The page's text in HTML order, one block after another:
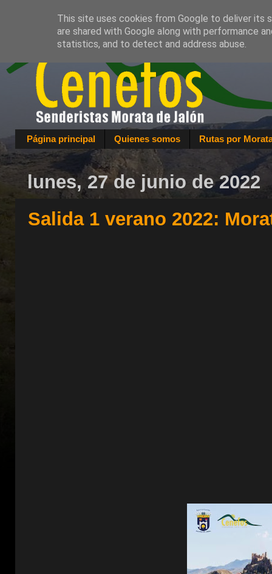
Página principal Quienes somos Rutas por
lunes, 27 de junio de 2022
Salida 1 verano 2022:
This site uses cookies from Google to deliver its
are shared with Google along with performance
statistics, and to detect and address abuse.